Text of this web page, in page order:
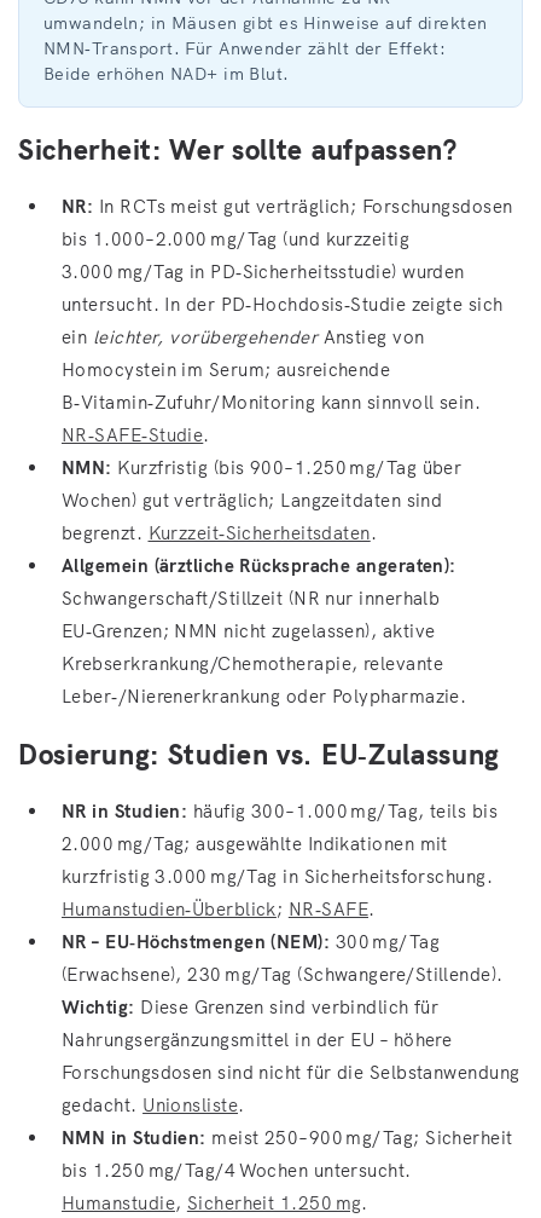
umwandeln; in Mäusen gibt es Hinweise auf direkten
NMN‑Transport. Für Anwender zählt der Effekt:
Beide erhöhen NAD+ im Blut.
Sicherheit: Wer sollte aufpassen?
NR: In RCTs meist gut verträglich; Forschungsdosen
bis 1.000–2.000 mg/Tag (und kurzzeitig
3.000 mg/Tag in PD‑Sicherheitsstudie) wurden
untersucht. In der PD‑Hochdosis‑Studie zeigte sich
ein leichter, vorübergehenderAnstieg von
Homocystein im Serum; ausreichende
B‑Vitamin‑Zufuhr/Monitoring kann sinnvoll sein.
NR‑SAFE‑Studie.
NMN: Kurzfristig (bis 900–1.250 mg/Tag über
Wochen) gut verträglich; Langzeitdaten sind
begrenzt. Kurzzeit‑Sicherheitsdaten.
Allgemein (ärztliche Rücksprache angeraten):
Schwangerschaft/Stillzeit (NR nur innerhalb
EU‑Grenzen; NMN nicht zugelassen), aktive
Krebserkrankung/Chemotherapie, relevante
Leber‑/Nierenerkrankung oder Polypharmazie.
Dosierung: Studien vs. EU‑Zulassung
NR in Studien: häufig 300–1.000 mg/Tag, teils bis
2.000 mg/Tag; ausgewählte Indikationen mit
kurzfristig 3.000 mg/Tag in Sicherheitsforschung.
Humanstudien‑Überblick; NR‑SAFE.
NR – EU‑Höchstmengen (NEM): 300 mg/Tag
(Erwachsene), 230 mg/Tag (Schwangere/Stillende).
Wichtig: Diese Grenzen sind verbindlich für
Nahrungsergänzungsmittel in der EU – höhere
Forschungsdosen sind nicht für die Selbstanwendung
gedacht. Unionsliste.
NMN in Studien: meist 250–900 mg/Tag; Sicherheit
bis 1.250 mg/Tag/4 Wochen untersucht.
Humanstudie, Sicherheit 1.250 mg.